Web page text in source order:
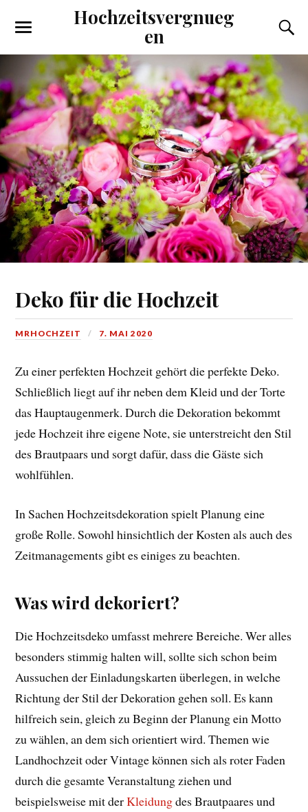
Hochzeitsvergnueg
en
Deko für die Hochzeit
MRHOCHZEIT 7. MAI 2020
Zu einer perfekten Hochzeit gehört die perfekte Deko.
Schließlich liegt auf ihr neben dem Kleid und der Torte
das Hauptaugenmerk. Durch die Dekoration bekommt
jede Hochzeit ihre eigene Note, sie unterstreicht den Stil
des Brautpaars und sorgt dafür, dass die Gäste sich
wohlfühlen.
In Sachen Hochzeitsdekoration spielt Planung eine
große Rolle. Sowohl hinsichtlich der Kosten als auch des
Zeitmanagements gibt es einiges zu beachten.
Was wird dekoriert?
Die Hochzeitsdeko umfasst mehrere Bereiche. Wer alles
besonders stimmig halten will, sollte sich schon beim
Aussuchen der Einladungskarten überlegen, in welche
Richtung der Stil der Dekoration gehen soll. Es kann
hilfreich sein, gleich zu Beginn der Planung ein Motto
zu wählen, an dem sich orientiert wird. Themen wie
Landhochzeit oder Vintage können sich als roter Faden
durch die gesamte Veranstaltung ziehen und
beispielsweise mit derKleidungdes Brautpaares und